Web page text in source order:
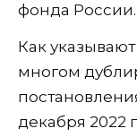
фонда России.
Как
многом
декабря 2022